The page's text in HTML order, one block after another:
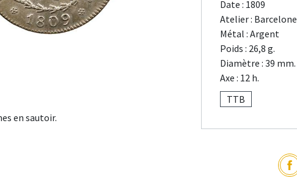
en sautoir.
Date : 1809
Atelier : Barcelone
Métal : Argent
Poids : 26,8 g.
Diamètre : 39 mm.
Axe : 12 h.
TTB